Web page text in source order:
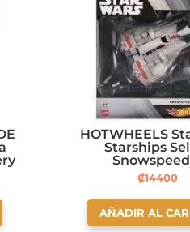
HOTWHEELS
Starships
₡14400
AÑADIR AL